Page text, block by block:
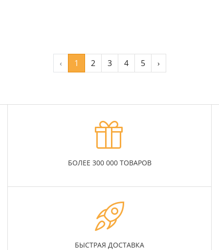
‹ 1 2 3 4 5 ›
БОЛЕЕ 300 000 ТОВАРОВ
БЫСТРАЯ ДОСТАВКА